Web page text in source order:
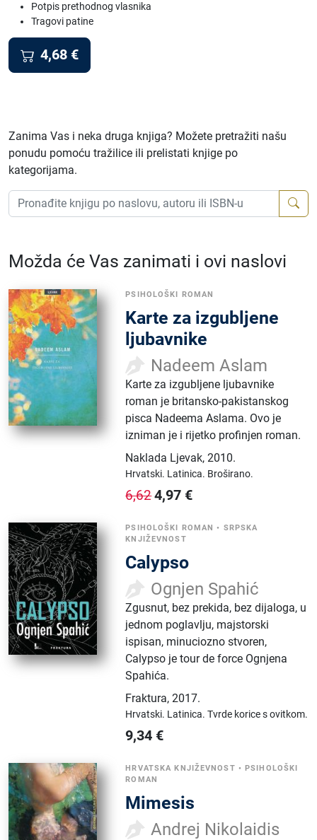
Potpis prethodnog vlasnika
Tragovi patine
4,68 €
Zanima Vas i neka druga knjiga? Možete pretražiti našu
ponudu pomoću tražilice ili prelistati knjige po
kategorijama.
Možda će Vas zanimati i ovi naslovi
PSIHOLOŠKI ROMAN
Karte za izgubljene
ljubavnike
Nadeem Aslam
Karte za izgubljene ljubavnike
roman je britansko-pakistanskog
pisca Nadeema Aslama. Ovo je
izniman je i rijetko profinjen roman.
Naklada Ljevak,2010.
Hrvatski. Latinica. Broširano.
6,624,97 €
PSIHOLOŠKI ROMAN • SRPSKA
KNJIŽEVNOST
Calypso
Ognjen Spahić
Zgusnut, bez prekida, bez dijaloga, u
jednom poglavlju, majstor­ski
ispisan, minuciozno stvoren,
Calypso je tour de force Ognjena
Spahića.
Fraktura,2017.
Hrvatski. Latinica.Tvrde korice s ovitkom.
9,34 €
HRVATSKA KNJIŽEVNOST •PSIHOLOŠKI
ROMAN
Mimesis
Andrej Nikolaidis